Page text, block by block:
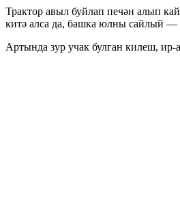
Трактор авыл буйлап печән алып
китә алса да, башка юлны сайлый —
Артында зур учак булган килеш, ир-